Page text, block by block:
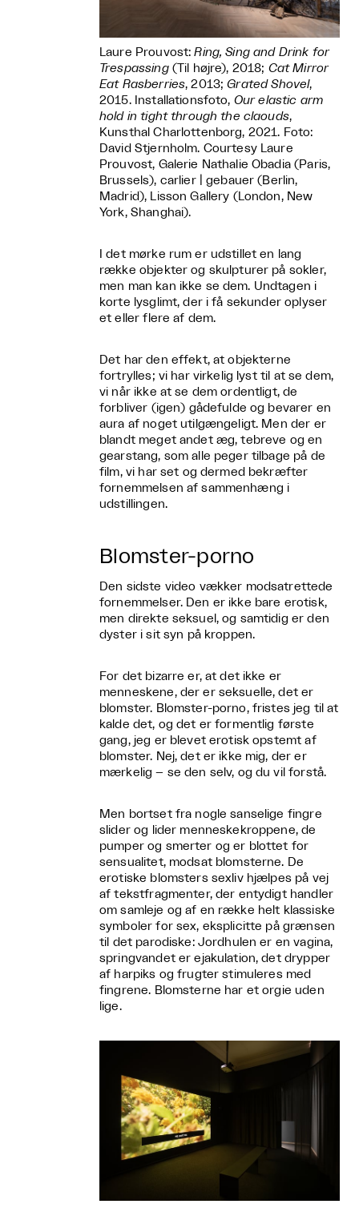
Laure Prouvost:Ring, Sing and Drink for
Trespassing(Til højre), 2018; Cat Mirror
Eat Rasberries, 2013;Grated Shovel,
2015. Installationsfoto, Our elastic arm
hold in tight through the claouds,
Kunsthal Charlottenborg, 2021. Foto:
David Stjernholm. Courtesy Laure
Prouvost, Galerie Nathalie Obadia (Paris,
Brussels), carlier | gebauer (Berlin,
Madrid), Lisson Gallery (London, New
York, Shanghai).
I det mørke rum er udstillet en lang
række objekter og skulpturer på sokler,
men man kan ikke se dem. Undtagen i
korte lysglimt, der i få sekunder oplyser
et eller flere af dem.
Det har den effekt, at objekterne
fortrylles; vi har virkelig lyst til at se dem,
vi når ikke at se dem ordentligt, de
forbliver (igen) gådefulde og bevarer en
aura af noget utilgængeligt. Men der er
blandt meget andet æg, tebreve og en
gearstang, som alle peger tilbage på de
film, vi har set og dermed bekræfter
fornemmelsen af sammenhæng i
udstillingen.
Blomster-porno
Den sidste video vækker modsatrettede
fornemmelser. Den er ikke bare erotisk,
men direkte seksuel, og samtidig er den
dyster i sit syn på kroppen.
For det bizarre er, at det ikke er
menneskene, der er seksuelle, det er
blomster. Blomster-porno, fristes jeg til at
kalde det, og det er formentlig første
gang, jeg er blevet erotisk opstemt af
blomster. Nej, det er ikke mig, der er
mærkelig – se den selv, og du vil forstå.
Men bortset fra nogle sanselige fingre
slider og lider menneskekroppene, de
pumper og smerter og er blottet for
sensualitet, modsat blomsterne. De
erotiske blomsters sexliv hjælpes på vej
af tekstfragmenter, der entydigt handler
om samleje og af en række helt klassiske
symboler for sex, eksplicitte på grænsen
til det parodiske: Jordhulen er en vagina,
springvandet er ejakulation, det drypper
af harpiks og frugter stimuleres med
fingrene. Blomsterne har et orgie uden
lige.